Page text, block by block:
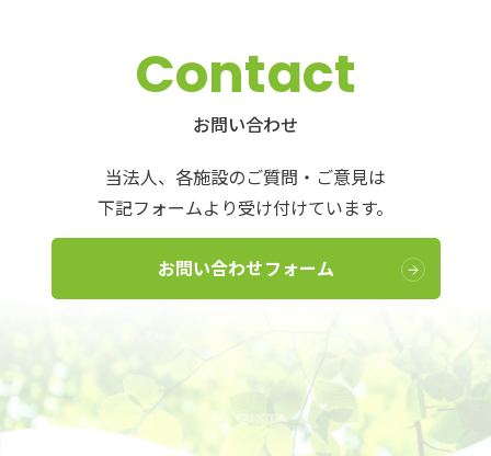
Contact
お問い合わせ
当法人、各施設のご質問・ご意見は
下記フォームより受け付けています。
お問い合わせフォーム